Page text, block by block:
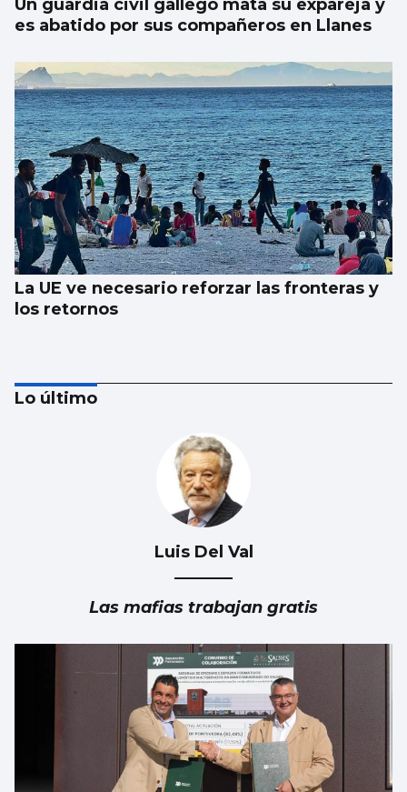
Un guardia civil gallego mata su expareja y
es abatido por sus compañeros en Llanes
La UE ve necesario reforzar las fronteras y
los retornos
AVALANCHA EN LA FRONTERA
Marlaska insiste: “No hubo ni informe ni
aviso del CNI”
Lo último
Luis Del Val
Las mafias trabajan gratis